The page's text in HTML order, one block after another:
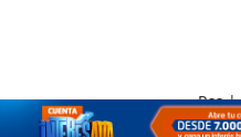
Rss|
CMS para